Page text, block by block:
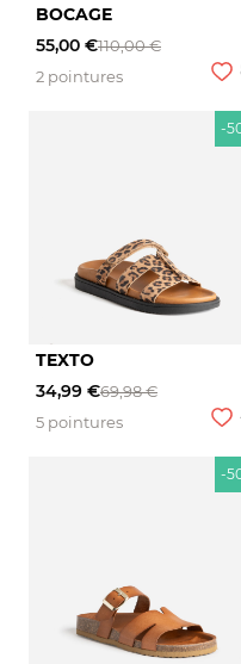
BOCAGE
55,00 €110,00 €
2 pointures
-
TEXTO
34,99 €69,98 €
5 pointures
-